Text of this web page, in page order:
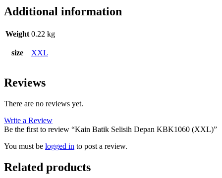
Additional information
Weight 0.22 kg
size XXL
Reviews
There are no reviews yet.
Write a Review
Be the first to review “Kain Batik Selisih Depan KBK1060 (XXL)”
You must be logged in to post a review.
Related products